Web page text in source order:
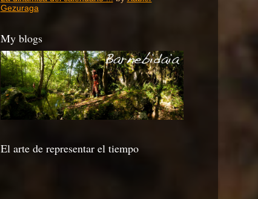
Gezuraga
My blogs
El arte de representar el tiempo